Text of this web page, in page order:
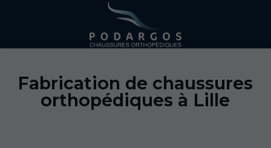
Fabrication de chaussures
orthopédiques à Lille